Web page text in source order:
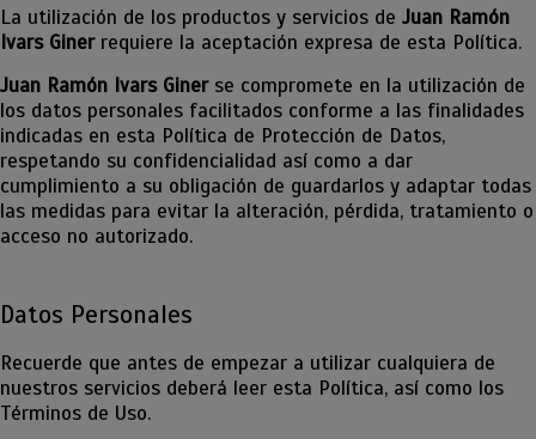
La utilización de los productos y servicios de Juan Ramón
Ivars Ginerrequiere la aceptación expresa de esta Política.
Juan Ramón Ivars Ginerse compromete en la utilización de
los datos personales facilitados conforme a las finalidades
indicadas en esta Política de Protección de Datos,
respetando su confidencialidad así como a dar
cumplimiento a su obligación de guardarlos y adaptar todas
las medidas para evitar la alteración, pérdida, tratamiento o
acceso no autorizado.
Datos Personales
Recuerde que antes de empezar a utilizar cualquiera de
nuestros servicios deberá leer esta Política, así como los
Términos de Uso.